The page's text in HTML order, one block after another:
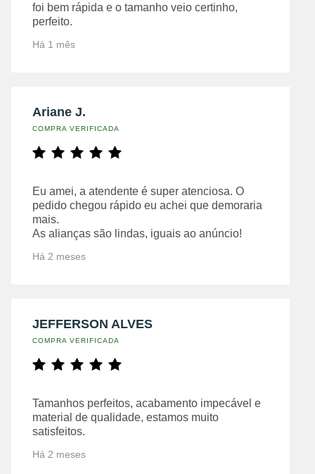
foi bem rápida e o tamanho veio certinho,
perfeito.
Há 1 mês
Ariane J.
COMPRA VERIFICADA
Eu amei, a atendente é super atenciosa. O
pedido chegou rápido eu achei que demoraria
mais.
As alianças são lindas, iguais ao anúncio!
Há 2 meses
JEFFERSON ALVES
COMPRA VERIFICADA
Tamanhos perfeitos, acabamento impecável e
material de qualidade, estamos muito
satisfeitos.
Há 2 meses